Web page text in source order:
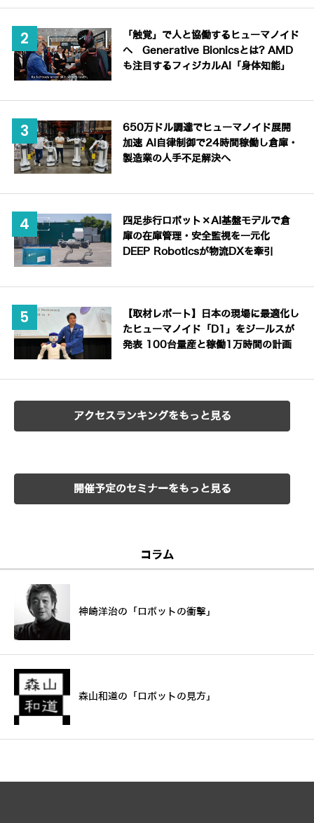
「触覚」で人と協働するヒューマノイド
へ Generative Bionicsとは? AMD
も注目するフィジカルAI「身体知能」
650万ドル調達でヒューマノイド展開
加速 AI自律制御で24時間稼働し倉庫・
製造業の人手不足解決へ
四足歩行ロボット×AI基盤モデルで倉
庫の在庫管理・安全監視を一元化
DEEP Roboticsが物流DXを牽引
【取材レポート】日本の現場に最適化し
たヒューマノイド「D1」をジールスが
発表 100台量産と稼働1万時間の計画
アクセスランキングをもっと見る
開催予定のセミナーをもっと見る
コラム
神崎洋治の「ロボットの衝撃」
森山和道の「ロボットの見方」